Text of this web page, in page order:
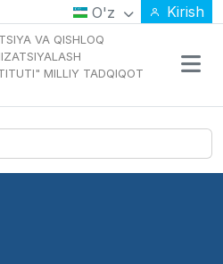
O'z Kirish
VA QISHLOQ
MILLIY TADQIQOT